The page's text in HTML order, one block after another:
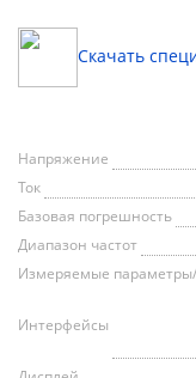
Скачать
Напряжение
Ток
Базовая погрешность
Диапазон частот
Измеряемые
Интерфейсы